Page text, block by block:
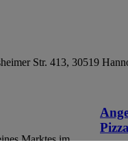
Str. 413, 30519
Marktes im